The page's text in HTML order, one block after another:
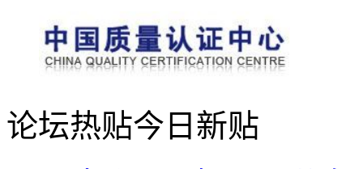
论坛热贴今日新贴